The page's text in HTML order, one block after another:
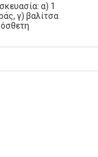
α) 1
γ) βαλίτσα